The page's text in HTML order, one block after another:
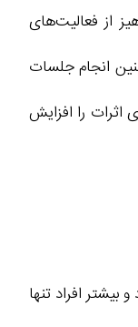
از فعالیت‌های
انجام جلسات
اثرات را افزایش
بیشتر افراد تنها